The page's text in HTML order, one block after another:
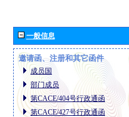
一般信息
邀请函、注册和其它函件
成员国
部门成员
第CACE/404号行政通函
第CACE/427号行政通函